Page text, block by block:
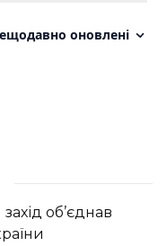
об’єднав